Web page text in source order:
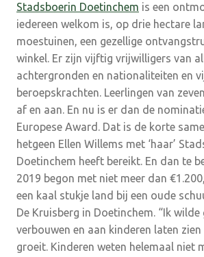
Stadsboerin Doetinchem is een
iedereen welkom is, op drie hectare
moestuinen, een gezellige
winkel. Er zijn vijftig vrijwilligers van
achtergronden en nationaliteiten en
beroepskrachten. Leerlingen van
af en aan. En nu is er dan de
Europese Award. Dat is de korte
hetgeen Ellen Willems met ‘haar’
Doetinchem heeft bereikt. En dan te
2019 begon met niet meer dan
een kaal stukje land bij een oude
De Kruisberg in Doetinchem. “Ik
verbouwen en aan kinderen laten
groeit. Kinderen weten helemaal niet